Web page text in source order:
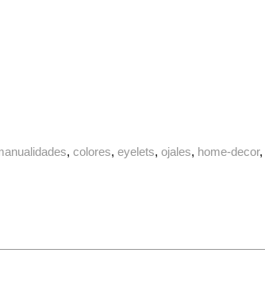
colores eyelets ojales home-decor